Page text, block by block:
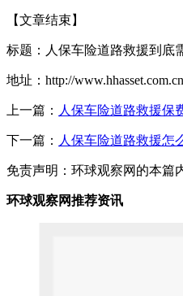
【文章结束】
标题：人保车险道路救援到底
地址：http://
上一篇： 人保车险道路救援保
下一篇： 人保车险道路救援怎
免责声明：环球观察网的本篇
环球观察网推荐资讯